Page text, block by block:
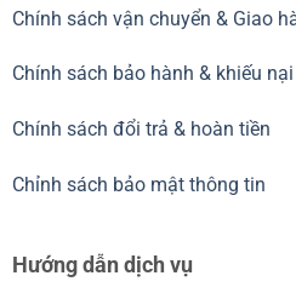
Chính sách vận chuyển & Giao
Chính sách bảo hành & khiếu nại
Chính sách đổi trả & hoàn tiền
Chỉnh sách bảo mật thông tin
Hướng dẫn dịch vụ